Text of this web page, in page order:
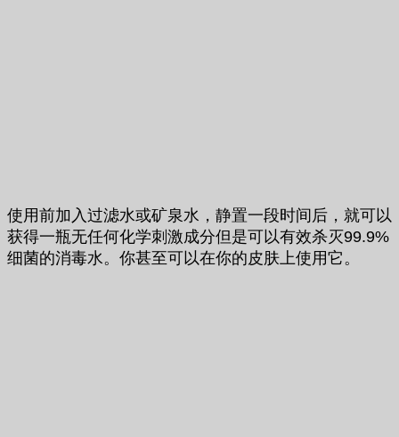
使用前加入过滤水或矿泉水，静置一段时间后，就可以
获得一瓶无任何化学刺激成分但是可以有效杀灭99.9%
细菌的消毒水。你甚至可以在你的皮肤上使用它。